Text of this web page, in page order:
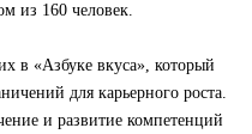
из 160 человек.
«Азбуке вкуса», который
для карьерного роста.
и развитие компетенций